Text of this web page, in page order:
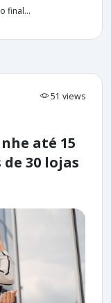
final...
51 views
até 15
30 lojas